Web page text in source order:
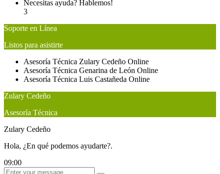
Necesitas ayuda? Hablemos!
3
Soporte en Línea
Listos para asistirte
Asesoría Técnica Zulary Cedeño Online
Asesoría Técnica Genarina de León Online
Asesoría Técnica Luis Castañeda Online
Zulary Cedeño
Asesoría Técnica
Zulary Cedeño
Hola, ¿En qué podemos ayudarte?.
09:00